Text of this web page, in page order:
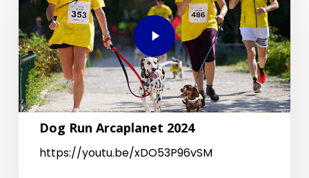
Dog Run Arcaplanet 2024
https://youtu.be/xDO53P96vSM